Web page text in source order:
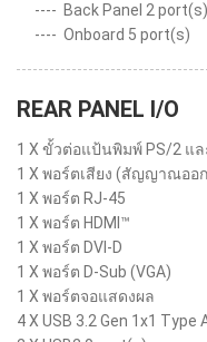
---- Back Panel 2 port(s)
---- Onboard 5 port(s)
REAR PANEL I/O
1 X ขั้วต่อแป้นพิมพ์ PS/2 แล
1 X พอร์ตเสียง (สัญญาณอ
1 X พอร์ต RJ-45
1 X พอร์ต HDMI™
1 X พอร์ต DVI-D
1 X พอร์ต D-Sub (VGA)
1 X พอร์ตจอแสดงผล
4 X USB 3.2 Gen 1x1 Type